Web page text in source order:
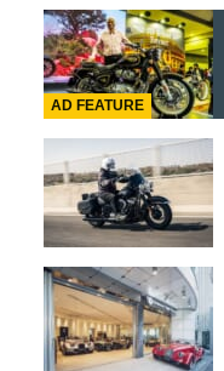
AD FEATURE